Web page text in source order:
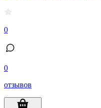
0
0
отзывов